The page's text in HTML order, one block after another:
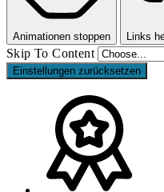
Animationen stoppen Links
Skip To Content
Einstellungen zurücksetzen